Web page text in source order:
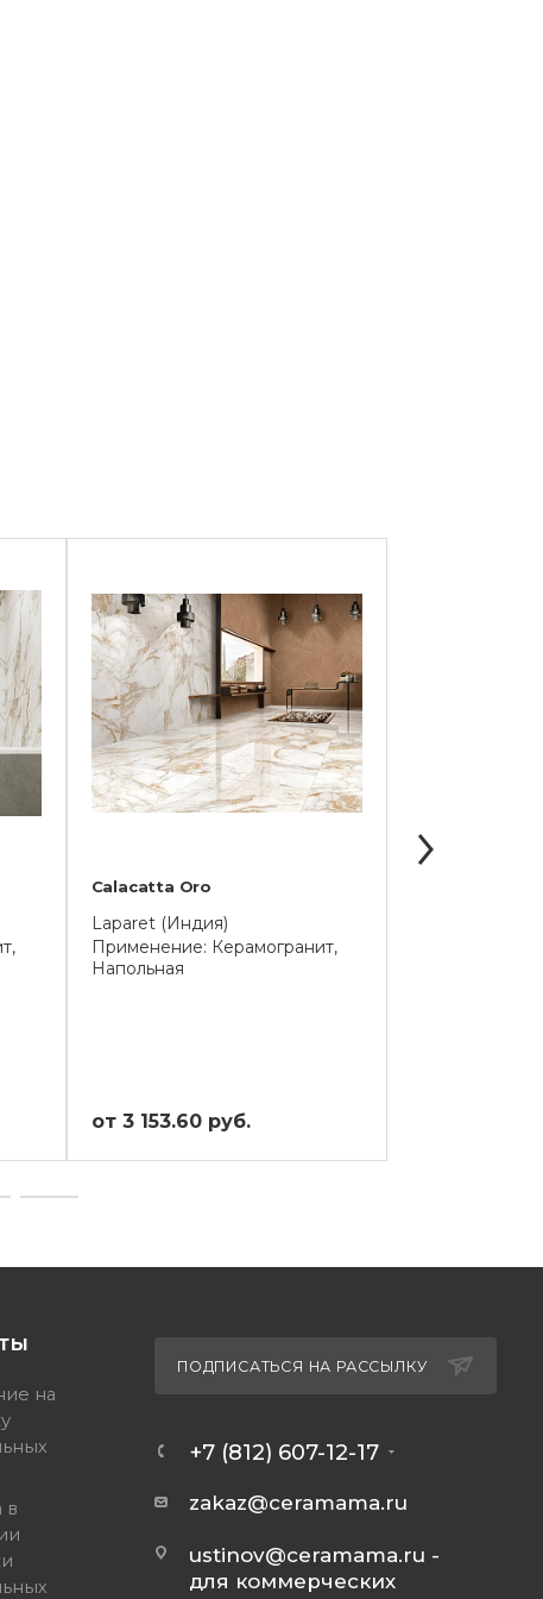
Calacatta Oro
Laparet (Индия)
Применение: Керамогранит,
Напольная
от 3 153.60 руб.
на
в
ПОДПИСАТЬСЯ НА РАССЫЛКУ
+7 (812) 607-12-17
zakaz@ceramama.ru
ustinov@ceramama.ru -
для коммерческих